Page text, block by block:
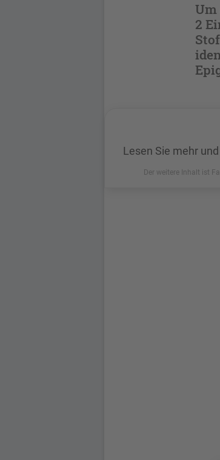
2
Lesen Sie mehr
Der weitere Inhalt ist